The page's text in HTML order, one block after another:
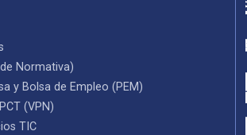
Normativa)
y Bolsa de Empleo (PEM)
(VPN)
TIC